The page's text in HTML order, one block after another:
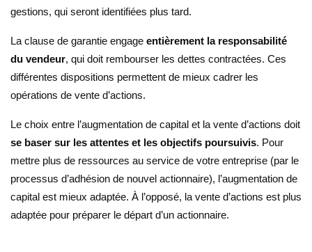
gestions, qui seront identifiées plus tard.
La clause de garantie engage entièrement la responsabilité
du vendeur, qui doit rembourser les dettes contractées. Ces
différentes dispositions permettent de mieux cadrer les
opérations de vente d’actions.
Le choix entre l’augmentation de capital et la vente d’actions doit
se baser sur les attentes et les objectifs poursuivis. Pour
mettre plus de ressources au service de votre entreprise (par le
processus d’adhésion de nouvel actionnaire), l’augmentation de
capital est mieux adaptée. À l’opposé, la vente d’actions est plus
adaptée pour préparer le départ d’un actionnaire.